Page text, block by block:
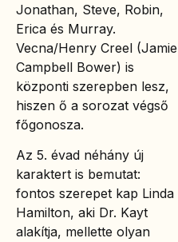
Jonathan, Steve, Robin,
Erica és Murray.
Vecna/Henry Creel (Jamie
Campbell Bower) is
központi szerepben lesz,
hiszen ő a sorozat végső
főgonosza.
Az 5. évad néhány új
karaktert is bemutat:
fontos szerepet kap Linda
Hamilton, aki Dr. Kayt
alakítja, mellette olyan